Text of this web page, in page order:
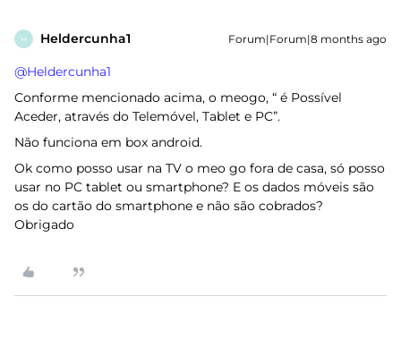
H Heldercunha1 Forum|Forum|8 months ago
@Heldercunha1
Conforme mencionado acima, o meogo, “ é Possível
Aceder, através do Telemóvel, Tablet e PC”.
Não funciona em box android.
Ok como posso usar na TV o meo go fora de casa, só posso
usar no PC tablet ou smartphone? E os dados móveis são
os do cartão do smartphone e não são cobrados?
Obrigado